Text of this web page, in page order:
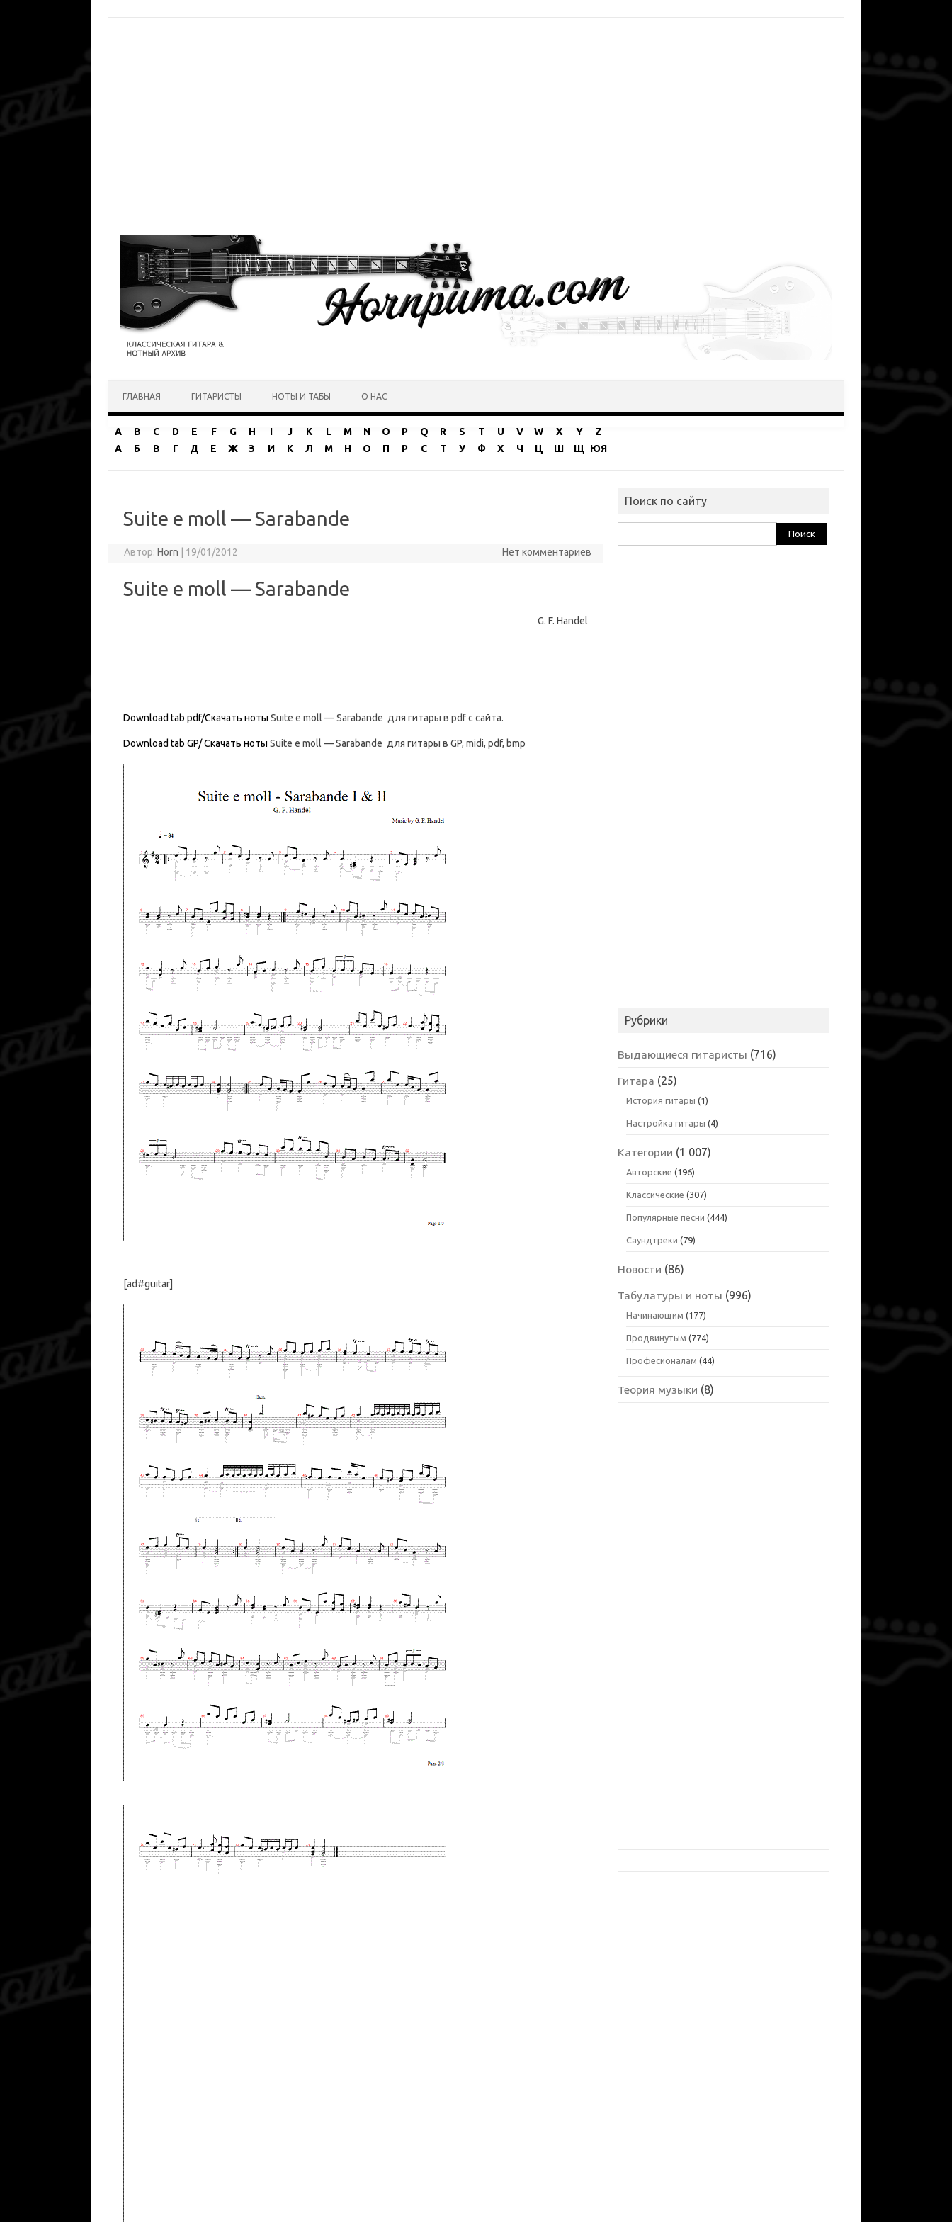
ГЛАВНАЯ ГИТАРИСТЫ НОТЫ И ТАБЫ О НАС
A B C D E F G H I J K L M N O P Q R S T U V W X Y
Z
А
Б В Г Д Е Ж З И К Л М Н О П Р С Т У Ф Х Ч Ц Ш Щ ЮЯ
Suite e moll — Sarabande
Автор:Horn 19/01/2012 Нет комментариев
Suite e moll — Sarabande
G. F. Handel
Download tab pdf/Скачать ноты Suite e moll — Sarabande для гитары в pdf с сайта.
Download tab GP/ Скачать ноты Suite e moll — Sarabande для гитары в GP, midi, pdf, bmp
[ad#guitar]
Поиск по сайту
Рубрики
Выдающиеся гитаристы (716)
Гитара (25)
История гитары (1)
Настройка гитары (4)
Категории (1 007)
Авторские (196)
Классические (307)
Популярные песни (444)
Саундтреки (79)
Новости (86)
Табулатуры и ноты (996)
Начинающим (177)
Продвинутым (774)
Професионалам (44)
Теория музыки (8)